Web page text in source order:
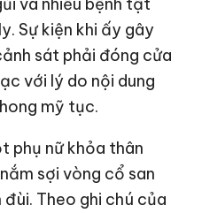
Sự kiện khi ấy gây
sát phải đóng cửa
với lý do nội dung
mỹ tục.
phụ nữ khỏa thân
sợi vòng cổ san
Theo ghi chú của